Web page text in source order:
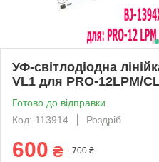
УФ-світлодіодна
VL1 для PRO-12LPM/
Готово до відправки
Код: 113914
Роздріб
600 ₴ 700 ₴